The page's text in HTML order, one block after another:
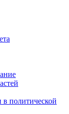
в политической